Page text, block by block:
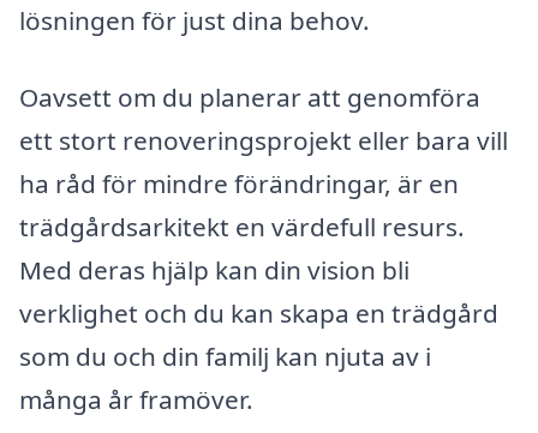
lösningen för just dina behov.
Oavsett om du planerar att genomföra
ett stort renoveringsprojekt eller bara vill
ha råd för mindre förändringar, är en
trädgårdsarkitekt en värdefull resurs.
Med deras hjälp kan din vision bli
verklighet och du kan skapa en trädgård
som du och din familj kan njuta av i
många år framöver.